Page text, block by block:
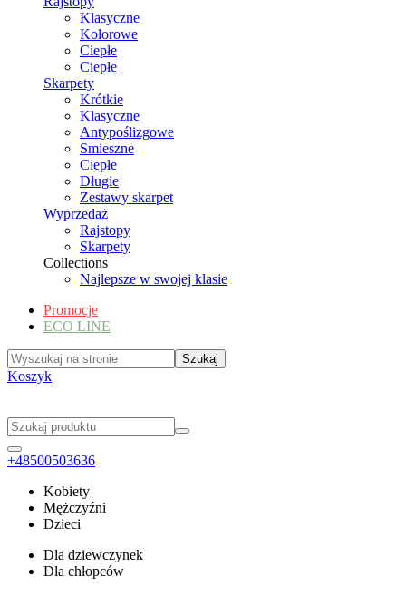
Klasyczne
Kolorowe
Ciepłe
Ciepłe
Skarpety
Krótkie
Klasyczne
Antypoślizgowe
Smieszne
Ciepłe
Długie
Zestawy skarpet
Wyprzedaż
Rajstopy
Skarpety
Collections
Najlepsze w swojej klasie
Promocje
ECO LINE
Koszyk
+48500503636
Kobiety
Mężczyźni
Dzieci
Dla dziewczynek
Dla chłopców